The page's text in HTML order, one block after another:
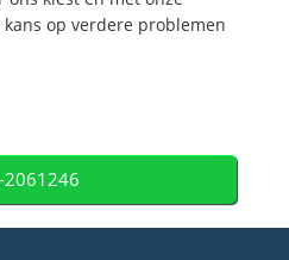
op verdere problemen